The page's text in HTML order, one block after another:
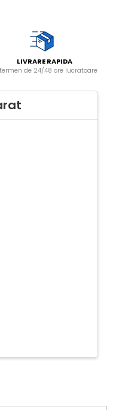
LIVRARE RAPIDA
de 24/48 ore lucratoare